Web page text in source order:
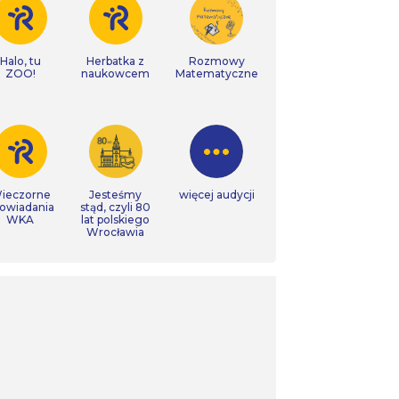
Halo, tu
ZOO!
Herbatka z
naukowcem
Rozmowy
Matematyczne
WKA
Jesteśmy
stąd, czyli 80
lat polskiego
Wrocławia
więcej audycji